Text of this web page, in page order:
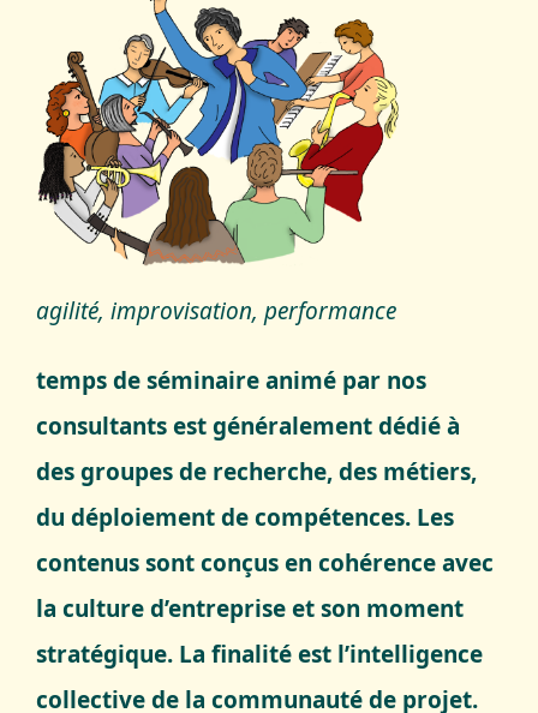
agilité, improvisation, performance
temps de séminaire animé par nos
consultants est généralement dédié à
des groupes de recherche, des métiers,
du déploiement de compétences. Les
contenus sont conçus en cohérence avec
la culture d’entreprise et son moment
stratégique. La finalité est l’intelligence
collective de la communauté de projet.